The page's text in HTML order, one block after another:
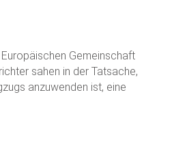
Gemeinschaft
sahen in der Tatsache,
anzuwenden ist, eine